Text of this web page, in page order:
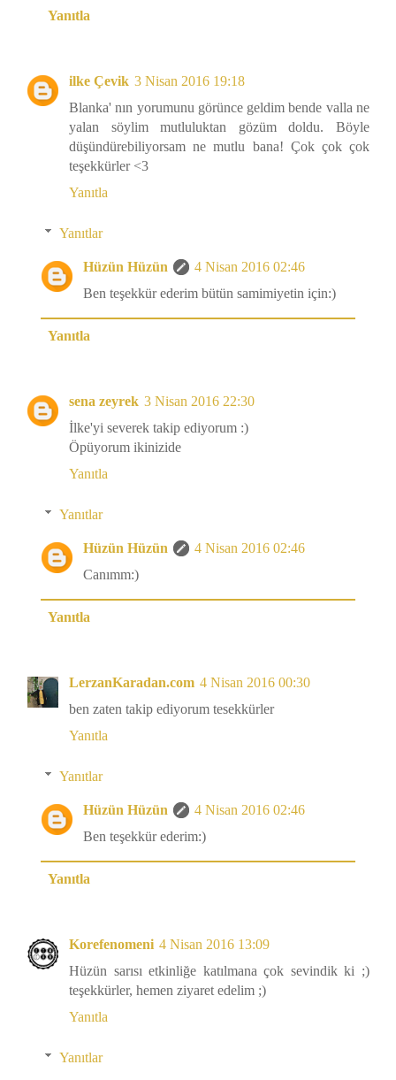
Yanıtla
ilke Çevik 3 Nisan 2016 19:18
Blanka' nın yorumunu görünce geldim bende valla ne
yalan söylim mutluluktan gözüm doldu. Böyle
düşündürebiliyorsam ne mutlu bana! Çok çok çok
teşekkürler <3
Yanıtla
Yanıtlar
Hüzün Hüzün
4 Nisan 2016 02:46
Ben teşekkür ederim bütün samimiyetin için:)
Yanıtla
sena zeyrek 3 Nisan 2016 22:30
İlke'yi severek takip ediyorum :)
Öpüyorum ikinizide
Yanıtla
Yanıtlar
Hüzün Hüzün
4 Nisan 2016 02:46
Canımm:)
Yanıtla
LerzanKaradan.com 4 Nisan 2016 00:30
ben zaten takip ediyorum tesekkürler
Yanıtla
Yanıtlar
Hüzün Hüzün
4 Nisan 2016 02:46
Ben teşekkür ederim:)
Yanıtla
Korefenomeni 4 Nisan 2016 13:09
Hüzün sarısı etkinliğe katılmana çok sevindik ki ;)
teşekkürler, hemen ziyaret edelim ;)
Yanıtla
Yanıtlar